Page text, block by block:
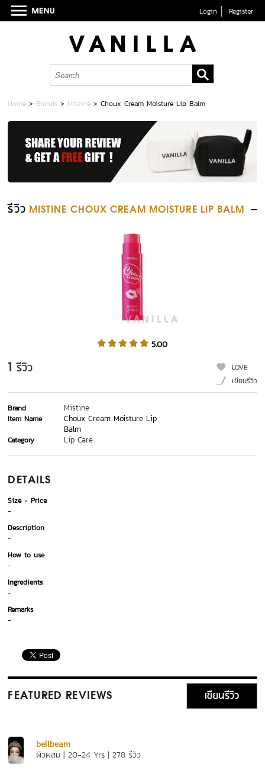
Login Register
Home > Brands > Mistine >Choux Cream Moisture Lip Balm
รีวิว MISTINE CHOUX CREAM MOISTURE LIP BALM
5.00
1 รีวิว
LOVE
เขียนรีวิว
Brand Mistine
Item Name
Choux Cream Moisture Lip
Balm
Category Lip Care
DETAILS
Size
Price
-
Description
-
How to use
-
Ingredients
-
Remarks
-
FEATURED REVIEWS เขียนรีวิว
bellbeam
ผิวผสม | 20-24 Yrs | 278 รีวิว